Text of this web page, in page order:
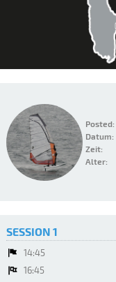
Posted:
Datum:
Zeit:
Alter:
SESSION 1
14:45
16:45